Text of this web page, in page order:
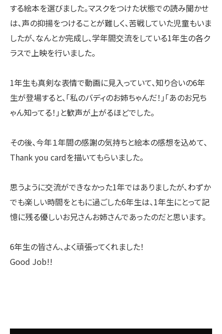
する絵本を選びました。マスクをつけた状態での読み聞かせ
は、声の抑揚をつけることが難しく、苦戦していた児童もいま
したが、なんとか完成し、学年間交流をしている1年生の各ク
ラスで上映を行いました。
1年生も真剣な表情で動画に見入っていて、知り合いの6年
生が登場すると、「私のバディのお姉ちゃんだ！」「あのお兄ち
ゃん知ってる！」と歓声が上がるほどでした。
その後、今年１年間の感謝の気持ちと絵本の感想を込めて、
Thank you cardを描いてもらいました。
思うように交流ができなかった1年ではありましたが、わずか
でも楽しい時間をともに過ごした6年生は、1年生にとって記
憶に残る優しいお兄さんお姉さんであったのだと思います。
6年生の皆さん、よく頑張ってくれました！
Good Job!!